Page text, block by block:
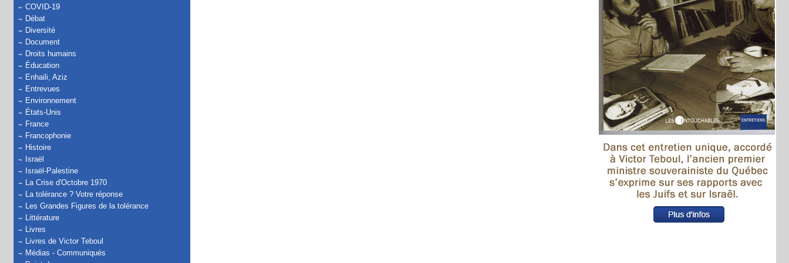
COVID-19
Débat
Diversité
Document
Droits humains
Éducation
Enhaili, Aziz
Entrevues
Environnement
États-Unis
France
Francophonie
Histoire
Israël
Israël-Palestine
La Crise d'Octobre 1970
La tolérance ? Votre réponse
Les Grandes Figures de la tolérance
Littérature
Livres
Livres de Victor Teboul
Médias - Communiqués